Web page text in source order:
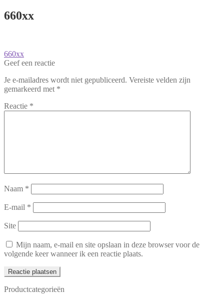
660xx
Bericht
navigatie
Vorig
bericht:
660xx
Geef een reactie
Je e-mailadres wordt niet gepubliceerd. Vereiste velden zijn
gemarkeerd met *
Reactie *
Naam *
E-mail *
Site
Mijn naam, e-mail en site opslaan in deze browser voor de
volgende keer wanneer ik een reactie plaats.
Productcategorieën